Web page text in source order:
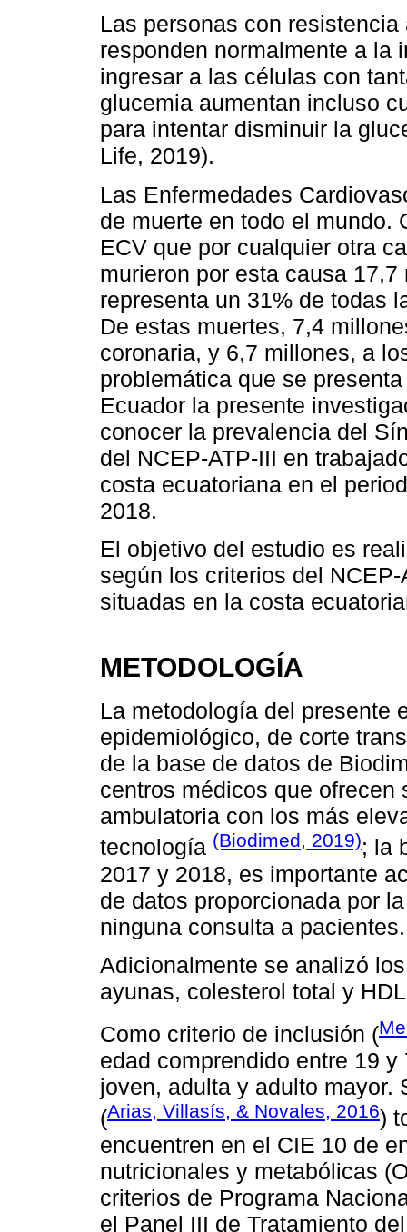
Las personas con
responden normalmente a la
ingresar a las células con
glucemia aumentan incluso
para intentar disminuir la
Life, 2019).
Las Enfermedades
de muerte en todo el mundo.
ECV que por cualquier otra
murieron por esta causa
representa un 31% de todas
De estas muertes, 7,4
coronaria, y 6,7 millones, a
problemática que se
Ecuador la presente
conocer la prevalencia del
del NCEP-ATP-III en
costa ecuatoriana en el
2018.
El objetivo del estudio es
según los criterios del
situadas en la costa
METODOLOGÍA
La metodología del presente
epidemiológico, de corte
de la base de datos de
centros médicos que
ambulatoria con los más
tecnología (Biodimed, 2019); la
2017 y 2018, es importante
de datos proporcionada por
ninguna consulta a pacientes.
Adicionalmente se analizó
ayunas, colesterol total y
Como criterio de inclusión (
edad comprendido entre 19
joven, adulta y adulto mayor.
(Arias, Villasís, & Novales, 2016)
encuentren en el CIE 10 de
nutricionales y metabólicas
criterios de Programa
el Panel III de Tratamiento